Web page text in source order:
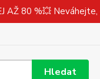
80 %💥
Hledat